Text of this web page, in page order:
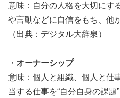
意味：自分の人格を大切にす
や言動などに自信をもち、他
（出典：デジタル大辞泉）
・ オーナーシップ
意味：個人と組織、個人と仕
当する仕事を“自分自身の課